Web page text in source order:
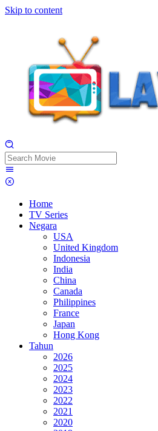
Skip to content
Home
TV Series
Negara
USA
United Kingdom
Indonesia
India
China
Canada
Philippines
France
Japan
Hong Kong
Tahun
2026
2025
2024
2023
2022
2021
2020